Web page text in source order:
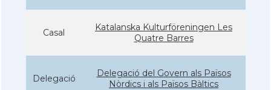
Casal
Katalanska Kulturföreningen Les
Quatre Barres
Delegació
Delegació del Govern als Països
Nòrdics i als Països Bàltics